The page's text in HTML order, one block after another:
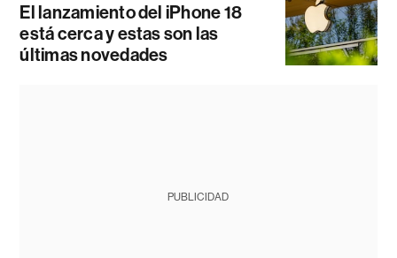
El lanzamiento del iPhone 18
está cerca y estas son las
últimas novedades
PUBLICIDAD